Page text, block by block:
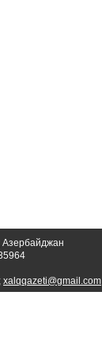
Азербайджан
; xalqqazeti@gmail.com